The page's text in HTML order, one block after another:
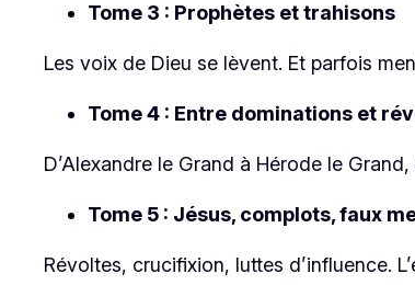
Tome 3 : Prophètes et trahisons
Les voix de Dieu se lèvent. Et parfois
Tome 4 : Entre dominations et
D’Alexandre le Grand à Hérode le
Tome 5 : Jésus, complots, faux
Révoltes, crucifixion, luttes d’influence.